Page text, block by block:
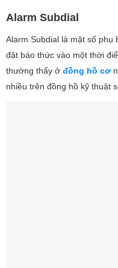
Alarm Subdial
Alarm Subdial là mặt số
đặt báo thức vào một thời
thường thấy ở đồng hồ cơ
nhiều trên đồng hồ kỹ thuật